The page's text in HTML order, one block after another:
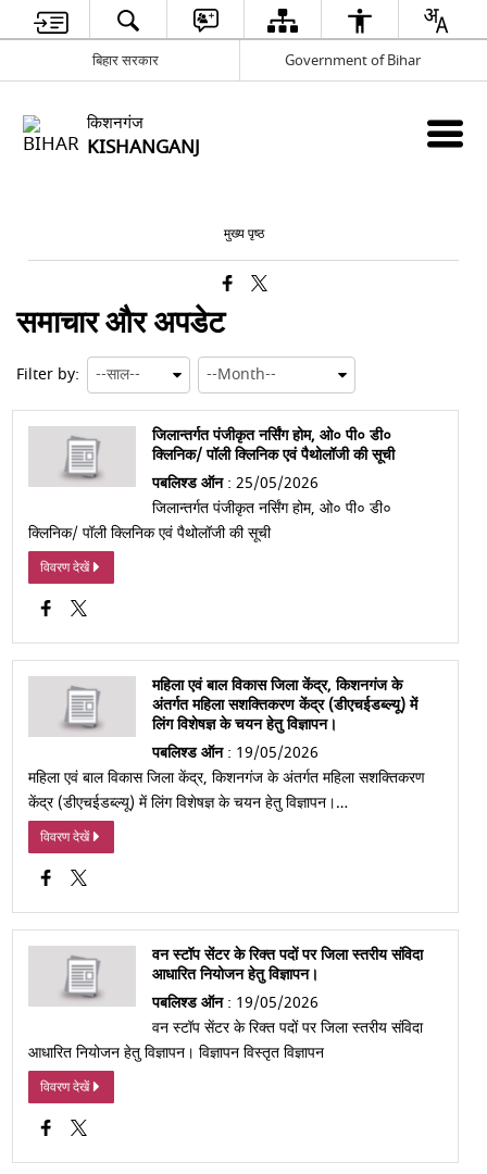
बिहार सरकार Government of Bihar
किशनगंज
KISHANGANJ
मुख्य पृष्ठ
समाचार और अपडेट
Filter by:
जिलान्तर्गत पंजीकृत नर्सिंग होम, ओ० पी० डी०
क्लिनिक/ पॉली क्लिनिक एवं पैथोलॉजी की सूची
पबलिश्ड ऑन: 25/05/2026
जिलान्तर्गत पंजीकृत नर्सिंग होम, ओ० पी० डी०
क्लिनिक/ पॉली क्लिनिक एवं पैथोलॉजी की सूची
विवरण देखें
महिला एवं बाल विकास जिला केंद्र, किशनगंज के
अंतर्गत महिला सशक्तिकरण केंद्र (डीएचईडब्ल्यू) में
लिंग विशेषज्ञ के चयन हेतु विज्ञापन।
पबलिश्ड ऑन: 19/05/2026
महिला एवं बाल विकास जिला केंद्र, किशनगंज के अंतर्गत महिला सशक्तिकरण
केंद्र (डीएचईडब्ल्यू) में लिंग विशेषज्ञ के चयन हेतु विज्ञापन।…
विवरण देखें
वन स्टॉप सेंटर के रिक्त पदों पर जिला स्तरीय संविदा
आधारित नियोजन हेतु विज्ञापन।
पबलिश्ड ऑन: 19/05/2026
वन स्टॉप सेंटर के रिक्त पदों पर जिला स्तरीय संविदा
आधारित नियोजन हेतु विज्ञापन। विज्ञापन विस्तृत विज्ञापन
विवरण देखें